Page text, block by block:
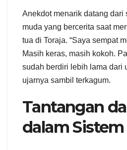
Anekdot menarik datang dari
muda yang bercerita saat
tua di Toraja. “Saya sempat
Masih keras, masih kokoh.
sudah berdiri lebih lama dari
ujarnya sambil terkagum.
Tantangan
dalam